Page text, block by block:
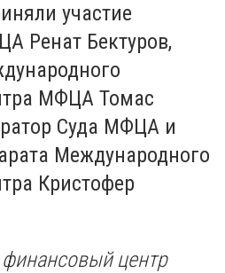
участие
Ренат Бектуров,
МФЦА Томас
Суда МФЦА и
Международного
Кристофер
центр